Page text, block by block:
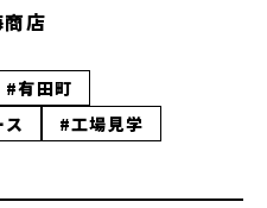
商店
#有田町
#工場見学